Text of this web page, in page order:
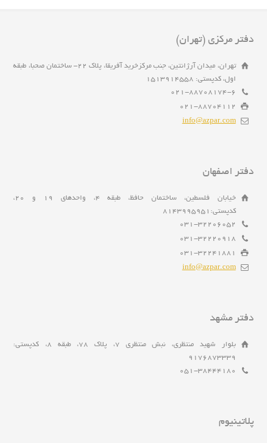
دفتر مرکزی (تهران)
تهران، میدان آرژانتین، جنب مرکزخرید آفریقا، پلاک 22- ساختمان صحبا، طبقه
اول، کدپستی: 1513914558
021-88708174-6
021-88704112
info@azpar.com
دفتر اصفهان
خیابان فلسطین، ساختمان حافظ، طبقه 4، واحدهای 19 و 20،
کدپستی:8143995951
031-32206052
031-32220918
031-32241881
info@azpar.com
دفتر مشهد
بلوار شهید منتظری، نبش منتظری 7، پلاک 78، طبقه 8، کدپستی:
9176873339
051-38444180
پلاتینیوم